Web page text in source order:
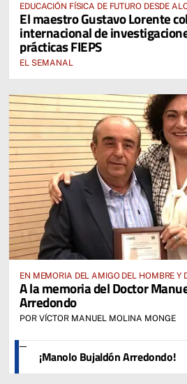
EDUCACIÓN FÍSICA DE FUTURO DESDE
El maestro Gustavo Lorente
internacional de
prácticas FIEPS
EL SEMANAL
EN MEMORIA DEL AMIGO DEL HOMBRE Y
A la memoria del Doctor Manuel Bujaldón
Arredondo
POR VÍCTOR MANUEL MOLINA MONGE
¡Manolo Bujaldón Arredondo!